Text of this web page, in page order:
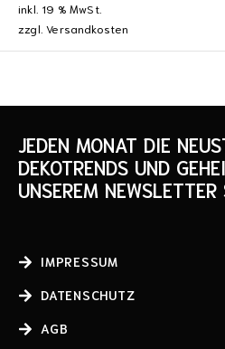
inkl. 19 % MwSt.
zzgl.Versandkosten
JEDEN MONAT DIE
DEKOTRENDS UND
UNSEREM NEWSLETTER
IMPRESSUM
DATENSCHUTZ
AGB